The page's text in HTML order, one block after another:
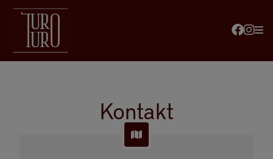
Kontakt